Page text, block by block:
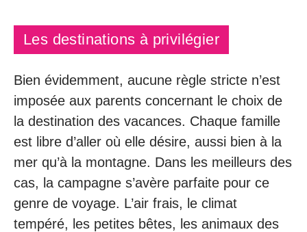
Les destinations à privilégier
Bien évidemment, aucune règle stricte n’est
imposée aux parents concernant le choix de
la destination des vacances. Chaque famille
est libre d’aller où elle désire, aussi bien à la
mer qu’à la montagne. Dans les meilleurs des
cas, la campagne s’avère parfaite pour ce
genre de voyage. L’air frais, le climat
tempéré, les petites bêtes, les animaux des